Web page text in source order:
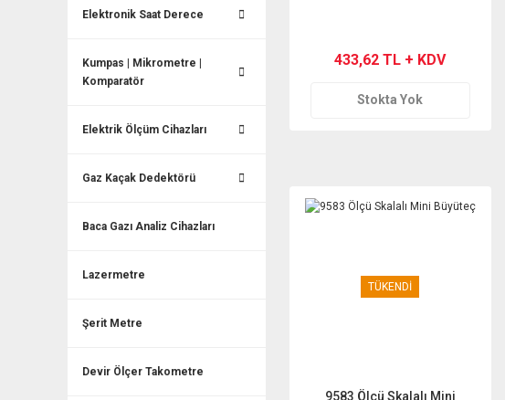
Elektronik Saat Derece
Kumpas | Mikrometre |
Komparatör
Elektrik Ölçüm Cihazları
Gaz Kaçak Dedektörü
Baca Gazı Analiz Cihazları
Lazermetre
Şerit Metre
Devir Ölçer Takometre
433,62 TL + KDV
Stokta Yok
TÜKENDİ
9583 Ölçü Skalalı Mini